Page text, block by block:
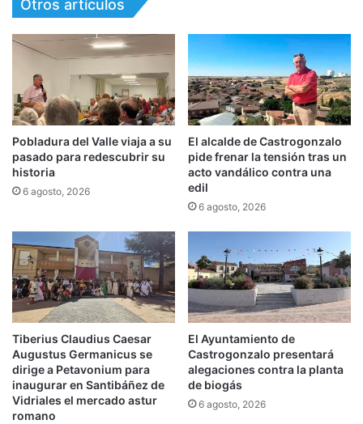
Otros artículos
Pobladura del Valle viaja a su
pasado para redescubrir su
historia
6 agosto, 2026
El alcalde de Castrogonzalo
pide frenar la tensión tras un
acto vandálico contra una
edil
6 agosto, 2026
Tiberius Claudius Caesar
Augustus Germanicus se
dirige a Petavonium para
inaugurar en Santibáñez de
Vidriales el mercado astur
romano
El Ayuntamiento de
Castrogonzalo presentará
alegaciones contra la planta
de biogás
6 agosto, 2026